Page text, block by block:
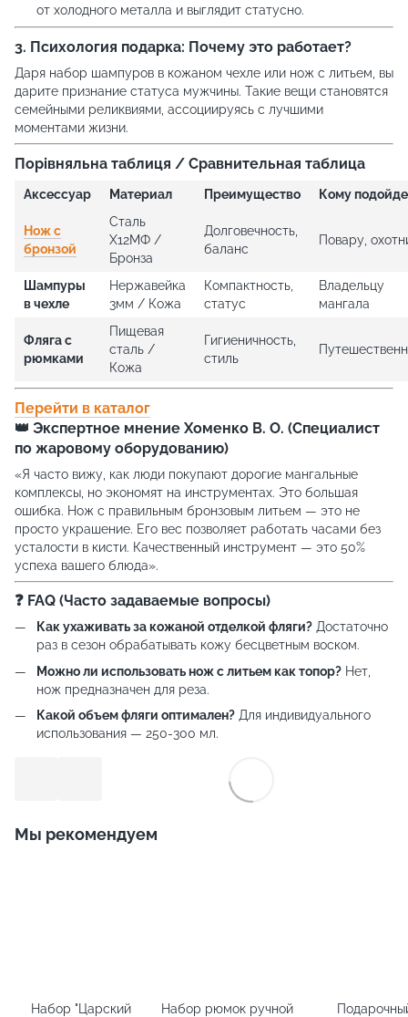
от холодного металла и выглядит статусно.
3. Психология подарка: Почему это работает?
Даря набор шампуров в кожаном чехле или нож с литьем, вы
дарите признание статуса мужчины. Такие вещи становятся
семейными реликвиями, ассоциируясь с лучшими
моментами жизни.
Порівняльна таблиця / Сравнительная таблица
Аксессуар Материал Преимущество Кому
Нож с
бронзой
Сталь
Х12МФ /
Бронза
Долговечность,
баланс
Повару,
Шампуры
в чехле
Нержавейка
3мм / Кожа
Компактность,
статус
Владельцу
мангала
Фляга с
рюмками
Пищевая
сталь /
Кожа
Гигиеничность,
стиль
Перейти в каталог
👑 Экспертное мнение Хоменко В. О. (Специалист
по жаровому оборудованию)
«Я часто вижу, как люди покупают дорогие мангальные
комплексы, но экономят на инструментах. Это большая
ошибка. Нож с правильным бронзовым литьем — это не
просто украшение. Его вес позволяет работать часами без
усталости в кисти. Качественный инструмент — это 50%
успеха вашего блюда».
❓ FAQ (Часто задаваемые вопросы)
Как ухаживать за кожаной отделкой фляги? Достаточно
раз в сезон обрабатывать кожу бесцветным воском.
Можно ли использовать нож с литьем как топор? Нет,
нож предназначен для реза.
Какой объем фляги оптимален? Для индивидуального
использования — 250-300 мл.
Мы рекомендуем
Набор "Царский
Набор рюмок ручной